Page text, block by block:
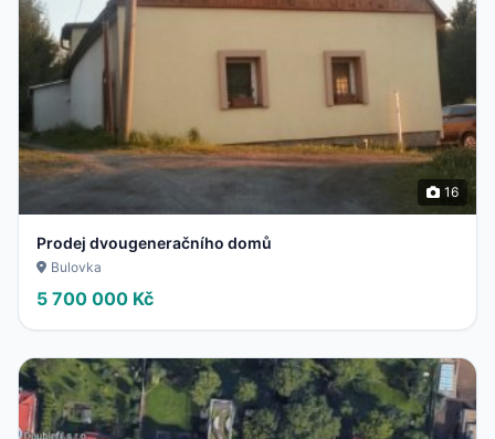
16
Prodej dvougeneračního domů
Bulovka
5 700 000 Kč